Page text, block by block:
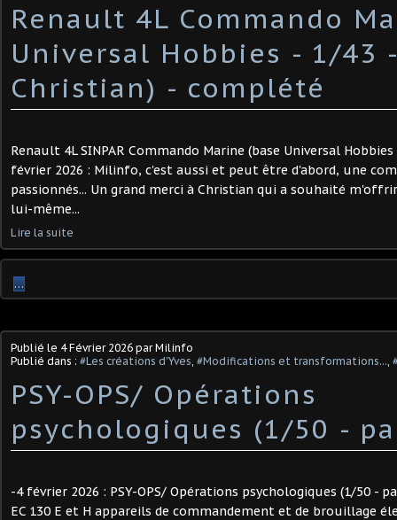
Renault 4L Commando
Universal Hobbies - 1/43
Christian) - complété
Renault 4L SINPAR Commando Marine (base Universal
février 2026 : Milinfo, c'est aussi et peut être d'abord, une
passionnés... Un grand merci à Christian qui a souhaité
lui-même...
Lire la suite
…
Publié le 4 Février 2026 par Milinfo
Publié dans : #Les créations d'Yves, #Modifications et transformations...,
PSY-OPS/ Opérations
psychologiques (1/50 -
-4 février 2026 : PSY-OPS/ Opérations psychologiques (1/50 -
EC 130 E et H appareils de commandement et de brouillage